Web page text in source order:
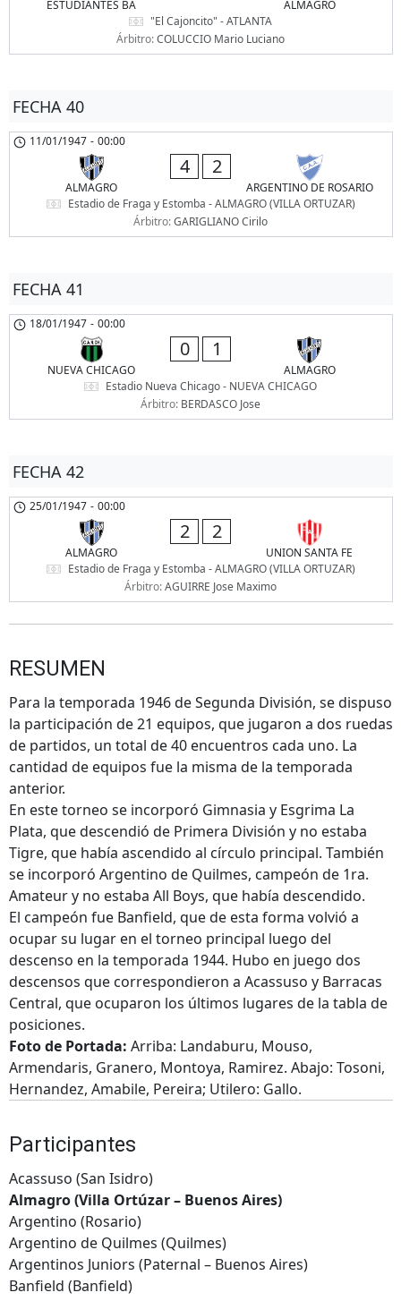
ESTUDIANTES BA
ALMAGRO
"El Cajoncito" - ATLANTA
Árbitro:COLUCCIO Mario Luciano
FECHA 40
11/01/1947 - 00:00
ALMAGRO
4 2
ARGENTINO DE ROSARIO
Estadio de Fraga y Estomba - ALMAGRO (VILLA ORTUZAR)
Árbitro:GARIGLIANO Cirilo
FECHA 41
18/01/1947 - 00:00
NUEVA CHICAGO
0 1
ALMAGRO
Estadio Nueva Chicago - NUEVA CHICAGO
Árbitro: BERDASCO Jose
FECHA 42
25/01/1947 - 00:00
ALMAGRO
2 2
UNION SANTA FE
Estadio de Fraga y Estomba - ALMAGRO (VILLA ORTUZAR)
Árbitro:AGUIRRE Jose Maximo
RESUMEN
Para la temporada 1946 de Segunda División, se dispuso
la participación de 21 equipos, que jugaron a dos ruedas
de partidos, un total de 40 encuentros cada uno. La
cantidad de equipos fue la misma de la temporada
anterior.
En este torneo se incorporó Gimnasia y Esgrima La
Plata, que descendió de Primera División y no estaba
Tigre, que había ascendido al círculo principal. También
se incorporó Argentino de Quilmes, campeón de 1ra.
Amateur y no estaba All Boys, que había descendido.
El campeón fue Banfield, que de esta forma volvió a
ocupar su lugar en el torneo principal luego del
descenso en la temporada 1944. Hubo en juego dos
descensos que correspondieron a Acassuso y Barracas
Central, que ocuparon los últimos lugares de la tabla de
posiciones.
Foto de Portada: Arriba: Landaburu, Mouso,
Armendaris, Granero, Montoya, Ramirez. Abajo: Tosoni,
Hernandez, Amabile, Pereira; Utilero: Gallo.
Participantes
Acassuso (San Isidro)
Almagro (Villa Ortúzar – Buenos Aires)
Argentino (Rosario)
Argentino de Quilmes (Quilmes)
Argentinos Juniors (Paternal – Buenos Aires)
Banfield (Banfield)